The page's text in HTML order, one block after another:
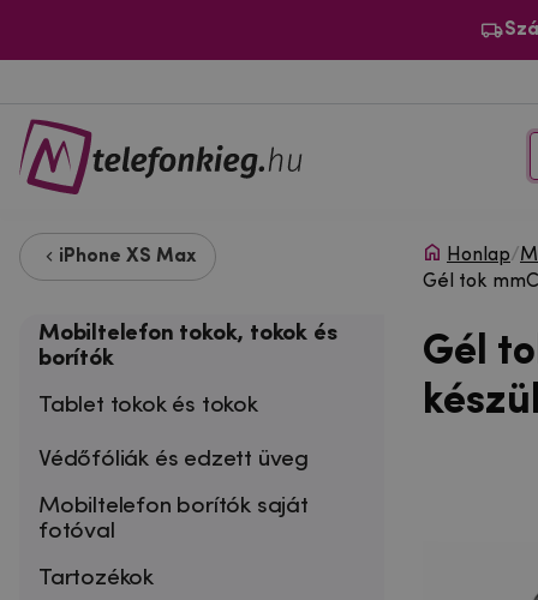
iPhone XS Max
Mobiltelefon tokok, tokok és
borítók
Tablet tokok és tokok
Védőfóliák és edzett üveg
Mobiltelefon borítók saját
fotóval
Tartozékok
Honlap/
Gél tok
Gél